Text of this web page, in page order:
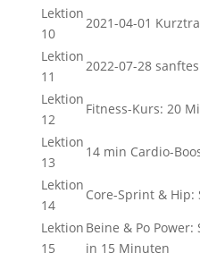
Lektion
10
2021-04-01
Lektion
11
2022-07-28
Lektion
12
Fitness-Kurs: 20
Lektion
13
14 min Cardio-
Lektion
14
Core-Sprint &
Lektion
15
Beine & Po
in 15 Minuten